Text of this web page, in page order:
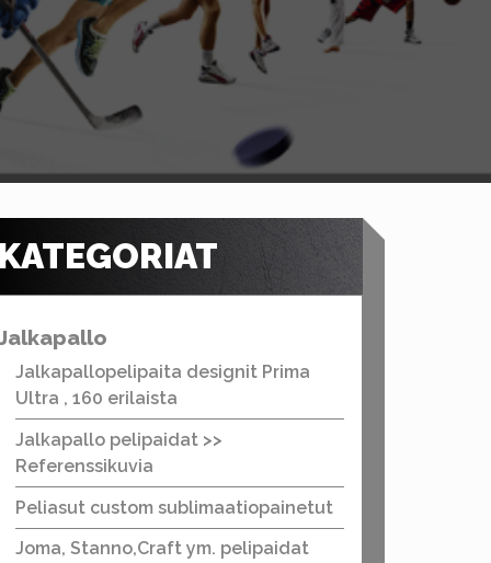
Jalkapallopelipaita designit Prima
Ultra , 160 erilaista
Jalkapallo pelipaidat >>
Referenssikuvia
Peliasut custom sublimaatiopainetut
Joma, Stanno,Craft ym. pelipaidat